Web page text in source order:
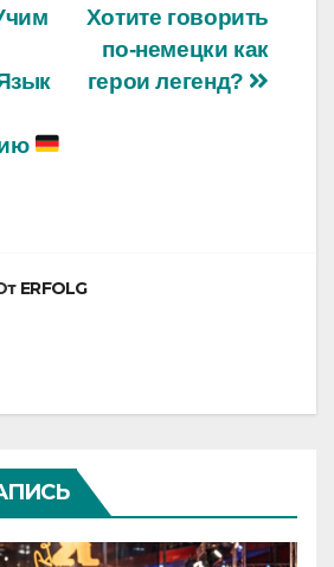
Хотите говорить
по-немецки как
герои легенд?
ERFOLG